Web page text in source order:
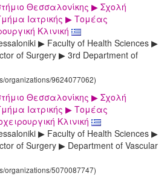
Θεσσαλονίκης ▶ Σχολή
Ιατρικής ▶ Τομέας
Κλινική
▶ Faculty of Health Sciences ▶
of Surgery ▶ 3rd Department of
organizations/9624077062)
Θεσσαλονίκης ▶ Σχολή
Ιατρικής ▶ Τομέας
Κλινική
▶ Faculty of Health Sciences ▶
of Surgery ▶ Department of Vascular
organizations/5070087747)